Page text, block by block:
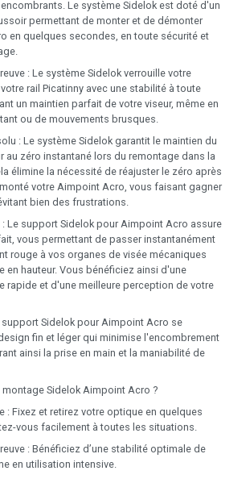
Le système Sidelok est doté d'un
permettant de monter et de démonter
en quelques secondes, en toute sécurité et
: Le système Sidelok verrouille votre
rail Picatinny avec une stabilité à toute
un maintien parfait de votre viseur, même en
ou de mouvements brusques.
: Le système Sidelok garantit le maintien du
au zéro instantané lors du remontage dans la
élimine la nécessité de réajuster le zéro après
votre Aimpoint Acro, vous faisant gagner
bien des frustrations.
Le support Sidelok pour Aimpoint Acro assure
vous permettant de passer instantanément
rouge à vos organes de visée mécaniques
en hauteur. Vous bénéficiez ainsi d'une
rapide et d'une meilleure perception de votre
support Sidelok pour Aimpoint Acro se
fin et léger qui minimise l'encombrement
ainsi la prise en main et la maniabilité de
Sidelok Aimpoint Acro ?
: Fixez et retirez votre optique en quelques
vous facilement à toutes les situations.
: Bénéficiez d’une stabilité optimale de
en utilisation intensive.